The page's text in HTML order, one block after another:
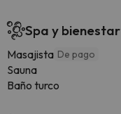
Spa y bienestar
Masajista De pago
Sauna
Baño turco